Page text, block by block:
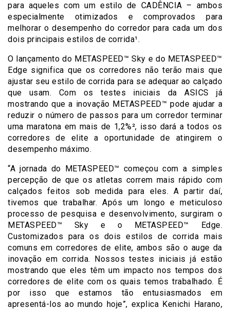
para aqueles com um estilo de CADÊNCIA – ambos
especialmente otimizados e comprovados para
melhorar o desempenho do corredor para cada um dos
dois principais estilos de corrida¹.
O lançamento do METASPEED™ Sky e do METASPEED™
Edge significa que os corredores não terão mais que
ajustar seu estilo de corrida para se adequar ao calçado
que usam. Com os testes iniciais da ASICS já
mostrando que a inovação METASPEED™ pode ajudar a
reduzir o número de passos para um corredor terminar
uma maratona em mais de 1,2%², isso dará a todos os
corredores de elite a oportunidade de atingirem o
desempenho máximo.
“A jornada do METASPEED™ começou com a simples
percepção de que os atletas correm mais rápido com
calçados feitos sob medida para eles. A partir daí,
tivemos que trabalhar. Após um longo e meticuloso
processo de pesquisa e desenvolvimento, surgiram o
METASPEED™ Sky e o METASPEED™ Edge.
Customizados para os dois estilos de corrida mais
comuns em corredores de elite, ambos são o auge da
inovação em corrida. Nossos testes iniciais já estão
mostrando que eles têm um impacto nos tempos dos
corredores de elite com os quais temos trabalhado. É
por isso que estamos tão entusiasmados em
apresentá-los ao mundo hoje”, explica Kenichi Harano,